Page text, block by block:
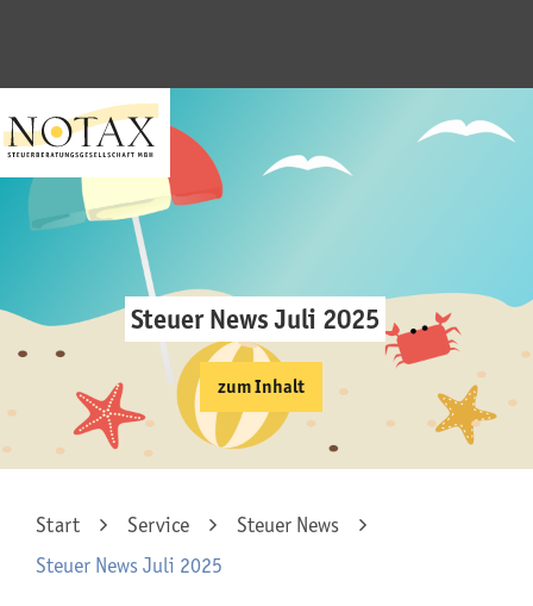
Steuer News Juli 2025
zum Inhalt
Start Service
Steuer News
Steuer News Juli 2025